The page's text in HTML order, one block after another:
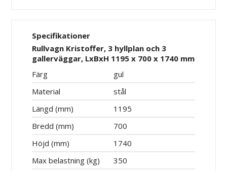
Specifikationer
Rullvagn Kristoffer, 3 hyllplan och 3
gallerväggar, LxBxH 1195 x 700 x 1740 mm
Färg
gul
Material
stål
Längd (mm)
1195
Bredd (mm)
700
Höjd (mm)
1740
Max belastning (kg)
350